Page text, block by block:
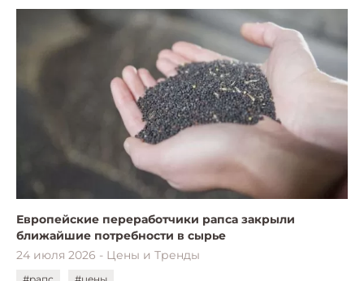
Европейские переработчики рапса закрыли
ближайшие потребности в сырье
24 июля 2026 - Цены и Тренды